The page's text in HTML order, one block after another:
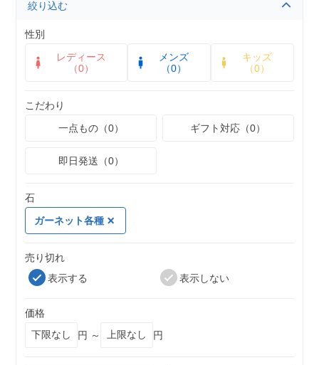
絞り込む
性別
レディース
（0）
メンズ
（0）
キッズ
（0）
こだわり
一点もの（0）
ギフト対応（0）
即日発送（0）
石
ガーネット各種
売り切れ
表示する
表示しない
価格
円 ～
円